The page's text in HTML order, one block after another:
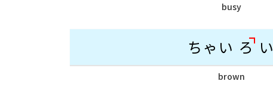
busy
ちゃい ろ い
brown